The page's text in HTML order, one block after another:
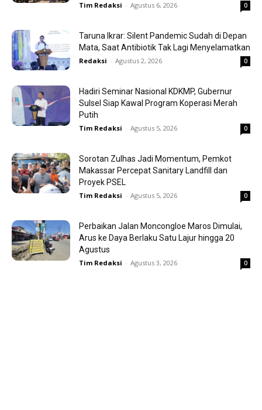
Tim Redaksi - Agustus 6, 2026 0
Taruna Ikrar: Silent Pandemic Sudah di Depan
Mata, Saat Antibiotik Tak Lagi Menyelamatkan
Redaksi - Agustus 2, 2026 0
Hadiri Seminar Nasional KDKMP, Gubernur
Sulsel Siap Kawal Program Koperasi Merah
Putih
Tim Redaksi - Agustus 5, 2026 0
Sorotan Zulhas Jadi Momentum, Pemkot
Makassar Percepat Sanitary Landfill dan
Proyek PSEL
Tim Redaksi - Agustus 5, 2026 0
Perbaikan Jalan Moncongloe Maros Dimulai,
Arus ke Daya Berlaku Satu Lajur hingga 20
Agustus
Tim Redaksi - Agustus 3, 2026 0